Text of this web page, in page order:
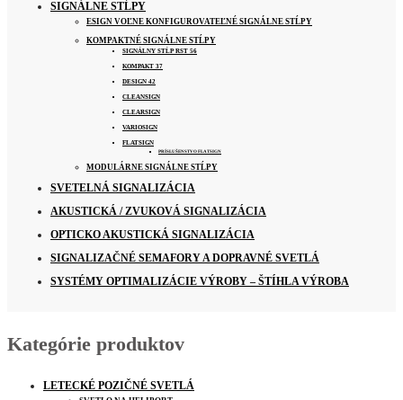
SIGNÁLNE STĹPY
ESIGN VOĽNE KONFIGUROVATEĽNÉ SIGNÁLNE STĹPY
KOMPAKTNÉ SIGNÁLNE STĹPY
SIGNÁLNY STĹP RST 56
KOMPAKT 37
DESIGN 42
CLEANSIGN
CLEARSIGN
VARIOSIGN
FLATSIGN
PRÍSLUŠENSTVO FLATSIGN
MODULÁRNE SIGNÁLNE STĹPY
SVETELNÁ SIGNALIZÁCIA
AKUSTICKÁ / ZVUKOVÁ SIGNALIZÁCIA
OPTICKO AKUSTICKÁ SIGNALIZÁCIA
SIGNALIZAČNÉ SEMAFORY A DOPRAVNÉ SVETLÁ
SYSTÉMY OPTIMALIZÁCIE VÝROBY – ŠTÍHLA VÝROBA
Kategórie produktov
LETECKÉ POZIČNÉ SVETLÁ